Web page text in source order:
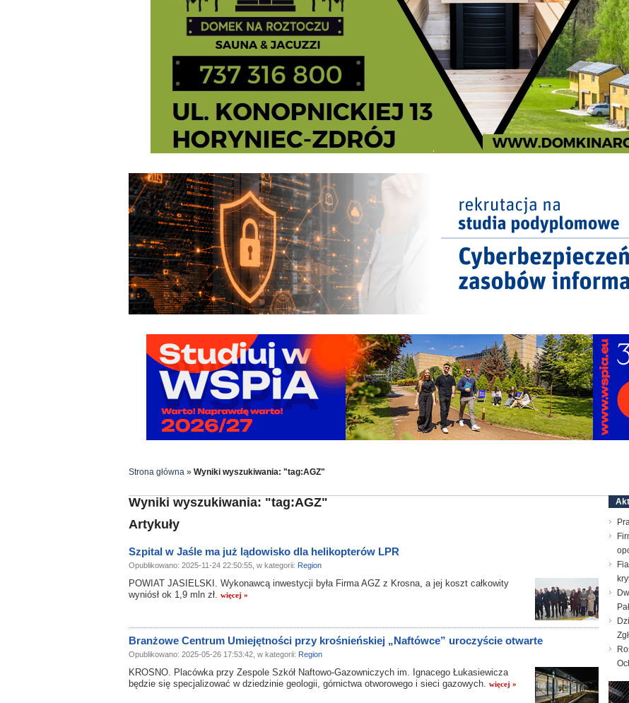
Strona główna » Wyniki wyszukiwania: "tag:AGZ"
Wyniki wyszukiwania: "tag:AGZ"
Artykuły
Szpital w Jaśle ma już lądowisko dla helikopterów LPR
Opublikowano: 2025-11-24 22:50:55, w kategorii: Region
POWIAT JASIELSKI. Wykonawcą inwestycji była Firma AGZ z Krosna, a jej koszt całkowity
wyniósł ok 1,9 mln zł. więcej »
Branżowe Centrum Umiejętności przy krośnieńskiej „Naftówce” uroczyście otwarte
Opublikowano: 2025-05-26 17:53:42, w kategorii: Region
KROSNO. Placówka przy Zespole Szkół Naftowo-Gazowniczych im. Ignacego Łukasiewicza
będzie się specjalizować w dziedzinie geologii, górnictwa otworowego i sieci gazowych. więcej »